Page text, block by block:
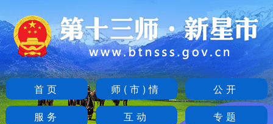
首页 师(市)情
公开
服务
互动 专题